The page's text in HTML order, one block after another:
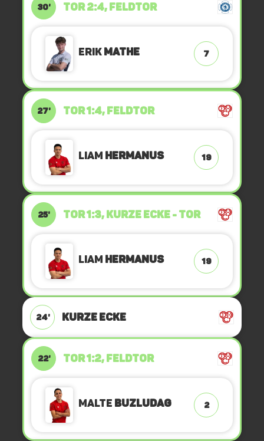
30' TOR 2:4, FELDTOR
ErikMathe 7
27' TOR 1:4, FELDTOR
Liam Hermanus 19
25' TOR 1:3, KURZE ECKE - TOR
Liam Hermanus 19
24' KURZE ECKE
22' TOR 1:2, FELDTOR
Malte Buzludag 2